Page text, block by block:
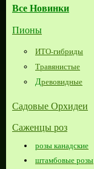
Все Новинки
Пионы
ИТО-гибриды
Травянистые
Древовидные
Садовые Орхидеи
Саженцы роз
розы канадские
штамбовые розы